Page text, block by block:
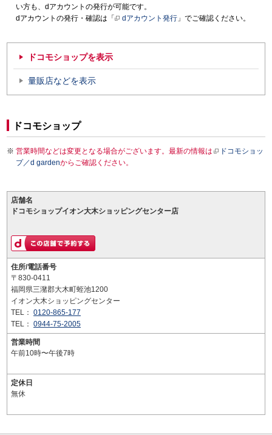
い方も、dアカウントの発行が可能です。
dアカウントの発行・確認は「
dアカウント発行 」でご確認ください。
ドコモショップを表示
量販店などを表示
ドコモショップ
営業時間などは変更となる場合がございます。最新の情報は
ドコモショッ
プ／d gardenからご確認ください。
店舗名
ドコモショップイオン大木ショッピングセンター店
住所/電話番号
〒830-0411
福岡県三潴郡大木町蛭池1200
イオン大木ショッピングセンター
TEL： 0120-865-177
TEL： 0944-75-2005
営業時間
午前10時〜午後7時
定休日
無休